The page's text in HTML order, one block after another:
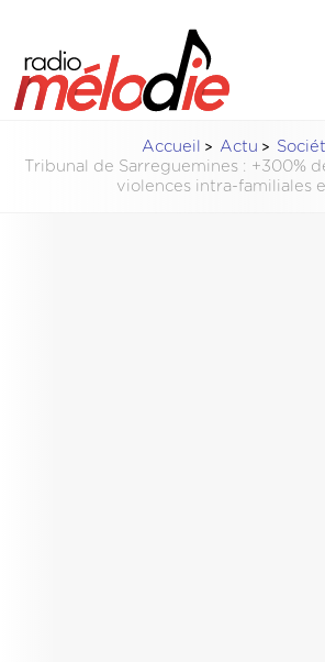
Accueil Actu
Tribunal de Sarreguemines : +300%
violences intra-familiales